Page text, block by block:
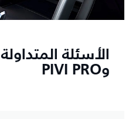
وPIVI PRO